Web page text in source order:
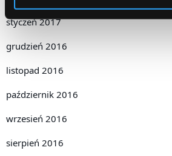
styczeń 2017
grudzień 2016
listopad 2016
październik 2016
wrzesień 2016
sierpień 2016